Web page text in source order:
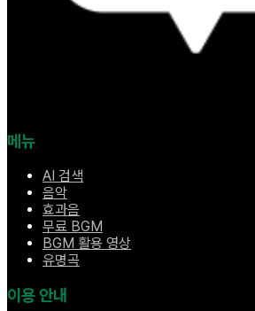
메뉴
AI 검색
음악
효과음
무료 BGM
BGM 활용 영상
유명곡
이용 안내